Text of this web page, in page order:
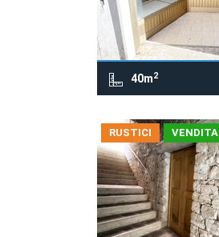
40m2
RUSTICI VENDITA